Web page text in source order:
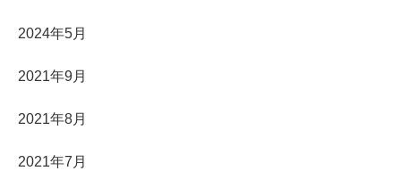
2024年5月
2021年9月
2021年8月
2021年7月